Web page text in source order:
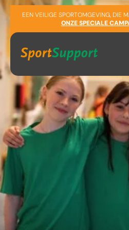
Sla navigatie over
EEN VEILIGE SPORTOMGEVING, DIE
ONZE SPECIALE